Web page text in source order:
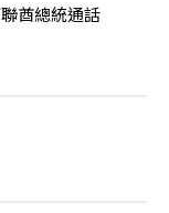
酋總統通話